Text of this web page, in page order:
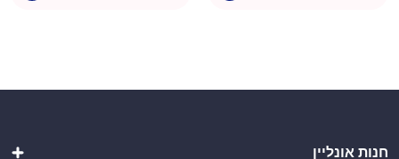
חנות אונליין